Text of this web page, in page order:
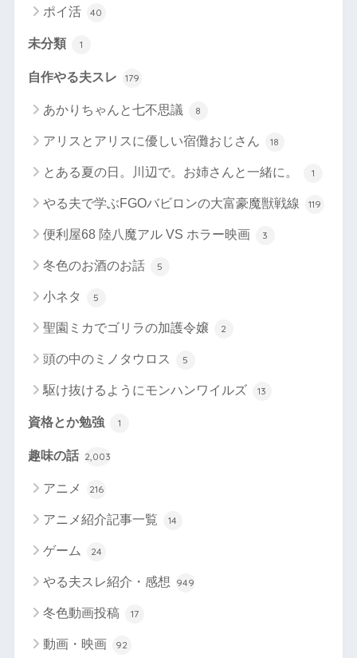
ポイ活 40
未分類 1
自作やる夫スレ 179
あかりちゃんと七不思議 8
アリスとアリスに優しい宿儺おじさん 18
とある夏の日。川辺で。お姉さんと一緒に。 1
やる夫で学ぶFGOバビロンの大富豪魔獣戦線 119
便利屋68 陸八魔アル VS ホラー映画 3
冬色のお酒のお話 5
小ネタ 5
聖園ミカでゴリラの加護令嬢 2
頭の中のミノタウロス 5
駆け抜けるようにモンハンワイルズ 13
資格とか勉強 1
趣味の話 2,003
アニメ 216
アニメ紹介記事一覧 14
ゲーム 24
やる夫スレ紹介・感想 949
冬色動画投稿 17
動画・映画 92